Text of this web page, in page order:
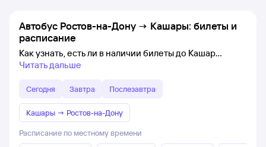
Автобус Ростов-на-Дону → Кашары: билеты и
расписание
Как узнать, есть ли в наличии билеты до Кашар
Читать дальше
Сегодня Завтра Послезавтра
Кашары → Ростов-на-Дону
Расписание по местному времени